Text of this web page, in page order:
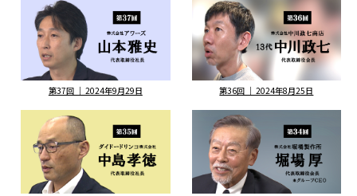
第37回 ｜ 2024年9月29日 第36回 ｜ 2024年8月25日